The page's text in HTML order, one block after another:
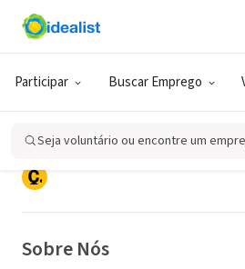
Participar Buscar Emprego
Seja voluntário ou encontre um
ONG (SETOR SOCIAL)
RIPIRG (Rhode
Interest Research
Providence, RI|www.ripirg.org
Sobre Nós